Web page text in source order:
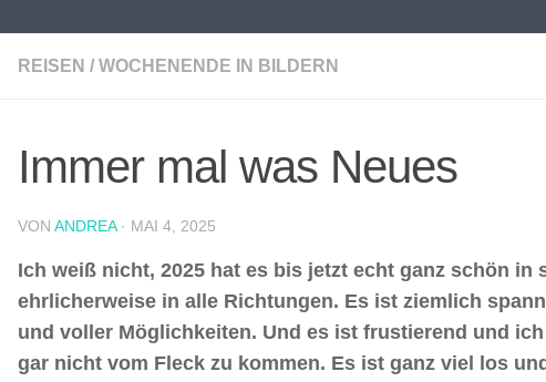
REISEN / WOCHENENDE IN BILDERN
Immer mal was Neues
VON ANDREA · MAI 4, 2025
Ich weiß nicht, 2025 hat es bis jetzt echt ganz schön in
ehrlicherweise in alle Richtungen. Es ist ziemlich
und voller Möglichkeiten. Und es ist frustierend und
gar nicht vom Fleck zu kommen. Es ist ganz viel los